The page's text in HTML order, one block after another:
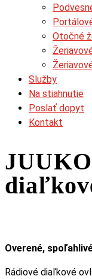
Otočné
Služby
Na stiahnutie
Poslať dopyt
Kontakt
Overené,
Rádiové diaľkové